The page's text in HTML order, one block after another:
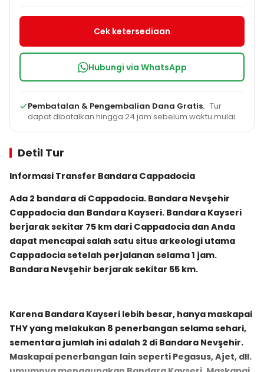
Detil Tur
Informasi Transfer Bandara Cappadocia
Ada 2 bandara di Cappadocia. Bandara Nevşehir
Cappadocia dan Bandara Kayseri. Bandara Kayseri
berjarak sekitar 75 km dari Cappadocia dan Anda
dapat mencapai salah satu situs arkeologi utama
Cappadocia setelah perjalanan selama 1 jam.
Bandara Nevşehir berjarak sekitar 55 km.
Karena Bandara Kayseri lebih besar, hanya maskapai
THY yang melakukan 8 penerbangan selama sehari,
sementara jumlah ini adalah 2 di Bandara Nevşehir.
Maskapai penerbangan lain seperti Pegasus, Ajet, dll.
Cek ketersediaan
Hubungi via WhatsApp
Pembatalan & Pengembalian Dana Gratis. · Tur
dapat dibatalkan hingga 24 jam sebelum waktu mulai.